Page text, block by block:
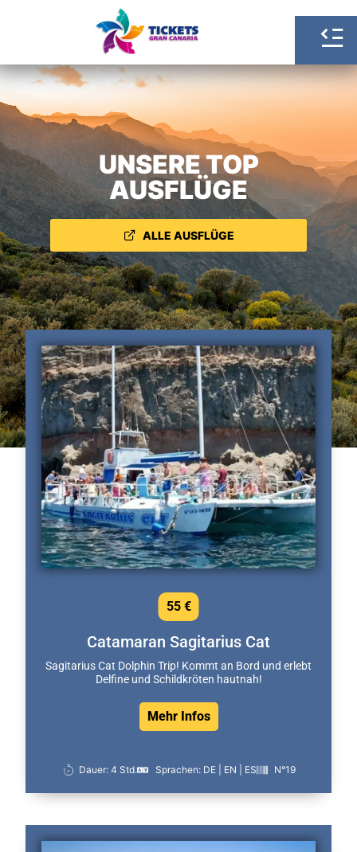
UNSERE TOP
AUSFLÜGE
ALLE AUSFLÜGE
Catamaran Sagitarius Cat
Sagitarius Cat Dolphin Trip! Kommt an Bord und erlebt
Delfine und Schildkröten hautnah!
Mehr Infos
55 €
Dauer: 4 Std. Sprachen: DE | EN | ES N°19